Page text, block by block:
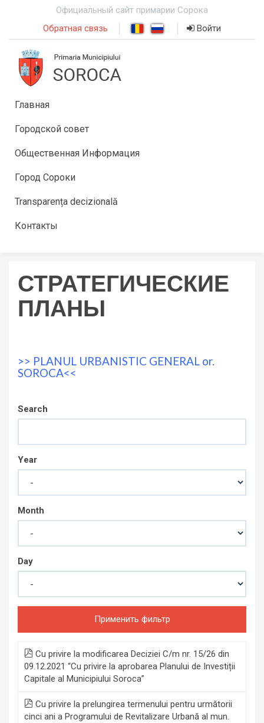
Официальный сайт примарии Сорока
Обратная связь
Войти
Главная
Городской совет
Общественная Информация
Город Сороки
Transparența decizională
Контакты
СТРАТЕГИЧЕСКИЕ
ПЛАНЫ
>> PLANUL URBANISTIC GENERAL or.
SOROCA<<
Search
Year
Month
Day
Применить фильтр
Cu privire la modificarea Deciziei C/m nr. 15/26 din
09.12.2021 “Cu privire la aprobarea Planului de Investiții
Capitale al Municipiului Soroca”
Cu privire la prelungirea termenului pentru următorii
cinci ani a Programului de Revitalizare Urbană al mun.